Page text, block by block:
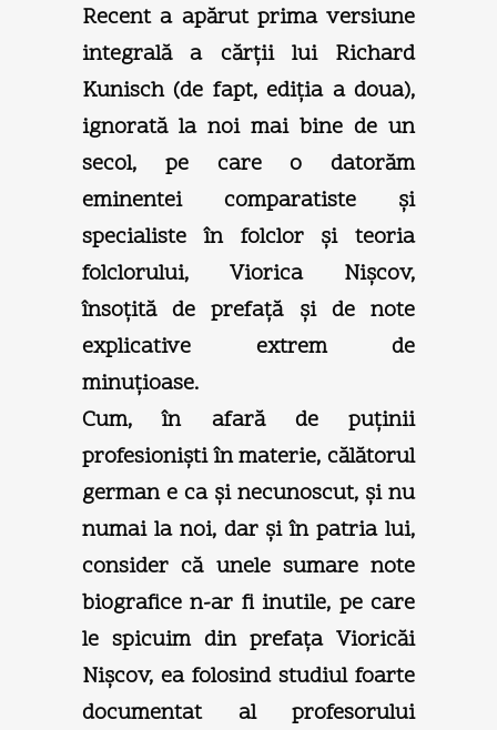
Recent a apărut prima versiune
integrală a cărţii lui Richard
Kunisch (de fapt, ediţia a doua),
ignorată la noi mai bine de un
secol, pe care o datorăm
eminentei comparatiste şi
specialiste în folclor şi teoria
folclorului, Viorica Nişcov,
însoţită de prefaţă şi de note
explicative extrem de
minuţioase.
Cum, în afară de puţinii
profesionişti în materie, călătorul
german e ca şi necunoscut, şi nu
numai la noi, dar şi în patria lui,
consider că unele sumare note
biografice n-ar fi inutile, pe care
le spicuim din prefaţa Vioricăi
Nişcov, ea folosind studiul foarte
documentat al profesorului